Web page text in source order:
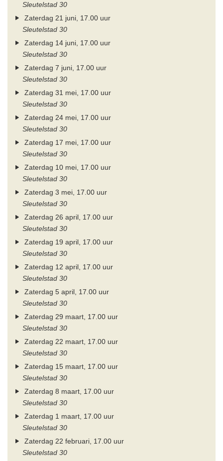
Sleutelstad 30
Zaterdag 21 juni, 17.00 uur
Sleutelstad 30
Zaterdag 14 juni, 17.00 uur
Sleutelstad 30
Zaterdag 7 juni, 17.00 uur
Sleutelstad 30
Zaterdag 31 mei, 17.00 uur
Sleutelstad 30
Zaterdag 24 mei, 17.00 uur
Sleutelstad 30
Zaterdag 17 mei, 17.00 uur
Sleutelstad 30
Zaterdag 10 mei, 17.00 uur
Sleutelstad 30
Zaterdag 3 mei, 17.00 uur
Sleutelstad 30
Zaterdag 26 april, 17.00 uur
Sleutelstad 30
Zaterdag 19 april, 17.00 uur
Sleutelstad 30
Zaterdag 12 april, 17.00 uur
Sleutelstad 30
Zaterdag 5 april, 17.00 uur
Sleutelstad 30
Zaterdag 29 maart, 17.00 uur
Sleutelstad 30
Zaterdag 22 maart, 17.00 uur
Sleutelstad 30
Zaterdag 15 maart, 17.00 uur
Sleutelstad 30
Zaterdag 8 maart, 17.00 uur
Sleutelstad 30
Zaterdag 1 maart, 17.00 uur
Sleutelstad 30
Zaterdag 22 februari, 17.00 uur
Sleutelstad 30